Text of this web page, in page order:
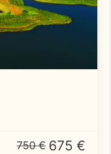
750 € 675 €